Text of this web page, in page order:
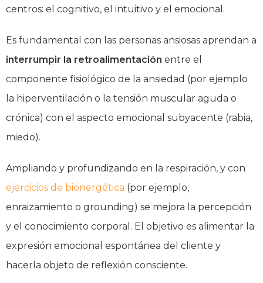
centros: el cognitivo, el intuitivo y el emocional.
Es fundamental con las personas ansiosas aprendan a
interrumpir la retroalimentación entre el
componente fisiológico de la ansiedad (por ejemplo
la hiperventilación o la tensión muscular aguda o
crónica) con el aspecto emocional subyacente (rabia,
miedo).
Ampliando y profundizando en la respiración, y con
ejercicios de bionergética (por ejemplo,
enraizamiento o grounding) se mejora la percepción
y el conocimiento corporal. El objetivo es alimentar la
expresión emocional espontánea del cliente y
hacerla objeto de reflexión consciente.